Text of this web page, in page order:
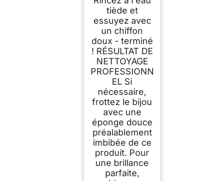
tiède et
essuyez avec
un chiffon
doux - terminé
! RÉSULTAT DE
NETTOYAGE
PROFESSIONN
EL Si
nécessaire,
frottez le bijou
avec une
éponge douce
préalablement
imbibée de ce
produit. Pour
une brillance
parfaite,